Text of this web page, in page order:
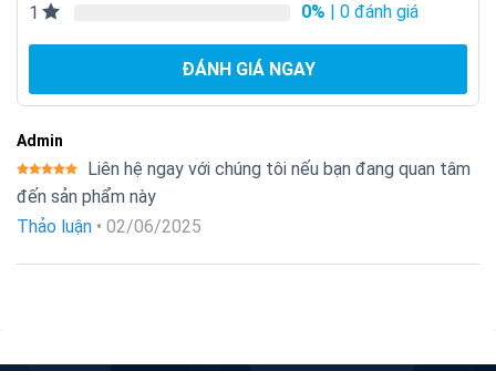
1
0% | 0 đánh giá
ĐÁNH GIÁ NGAY
Admin
Được xếp
hạng
55
Liên hệ ngay với chúng tôi nếu bạn đang quan tâm
đến sản phẩm này
Thảo luận • 02/06/2025